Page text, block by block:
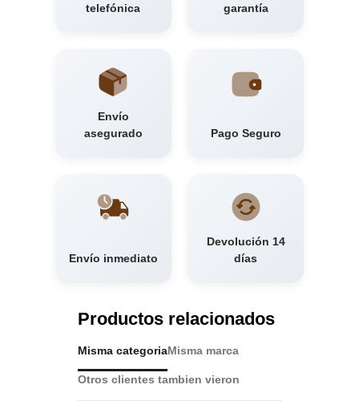
telefónica
garantía
Envío
asegurado
Pago Seguro
Envío inmediato
Devolución 14
días
Productos relacionados
Misma categoriaMisma marca
Otros clientes tambien vieron